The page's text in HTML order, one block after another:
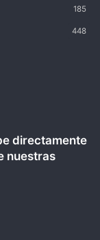
185
448
directamente
nuestras